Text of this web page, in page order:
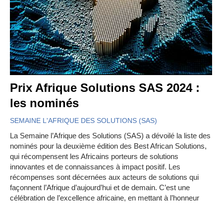
Prix Afrique Solutions SAS 2024 :
les nominés
SEMAINE L'AFRIQUE DES SOLUTIONS (SAS)
La Semaine l’Afrique des Solutions (SAS) a dévoilé la liste des
nominés pour la deuxième édition des Best African Solutions,
qui récompensent les Africains porteurs de solutions
innovantes et de connaissances à impact positif. Les
récompenses sont décernées aux acteurs de solutions qui
façonnent l’Afrique d’aujourd’hui et de demain. C’est une
célébration de l’excellence africaine, en mettant à l’honneur